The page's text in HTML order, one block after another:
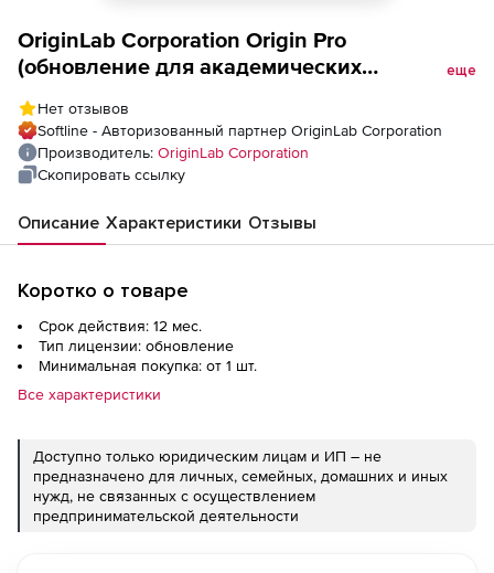
OriginLab Corporation Origin Pro
(обновление для академических
One Year-2021/2021B
еще
Нет отзывов
Softline - Авторизованный партнер OriginLab Corporation
Производитель: OriginLab Corporation
Скопировать ссылку
Описание Характеристики Отзывы
Коротко о товаре
Срок действия: 12 мес.
Тип лицензии: обновление
Минимальная покупка: от 1 шт.
Все характеристики
Доступно только юридическим лицам и ИП – не
предназначено для личных, семейных, домашних и иных
нужд, не связанных с осуществлением
предпринимательской деятельности